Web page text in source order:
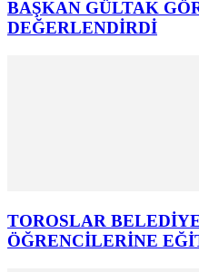
BAŞKAN GÜLTAK
DEĞERLENDİRDİ
TOROSLAR
ÖĞRENCİLERİNE